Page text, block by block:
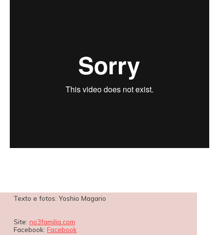
Texto e fotos: Yoshio Magario
Site: no3familia.com
Facebook: Facebook